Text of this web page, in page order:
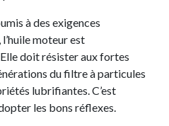
à des exigences
moteur est
doit résister aux fortes
du filtre à particules
lubrifiantes. C’est
les bons réflexes.